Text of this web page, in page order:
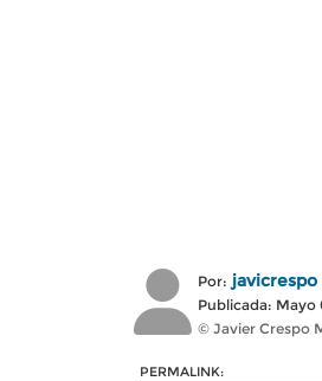
Por: javicrespo
Publicada: Mayo
© Javier Crespo
PERMALINK: